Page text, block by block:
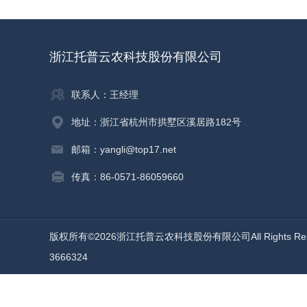
浙江托普云农科技股份有限公司
联系人：王经理
地址：浙江省杭州市拱墅区溪居路182号
邮箱：yangli@top17.net
传真：86-0571-86059660
版权所有©2026浙江托普云农科技股份有限公司All Rights
3666324